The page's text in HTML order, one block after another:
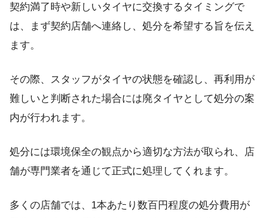
契約満了時や新しいタイヤに交換するタイミングで
は、まず契約店舗へ連絡し、処分を希望する旨を伝え
ます。
その際、スタッフがタイヤの状態を確認し、再利用が
難しいと判断された場合には廃タイヤとして処分の案
内が行われます。
処分には環境保全の観点から適切な方法が取られ、店
舗が専門業者を通じて正式に処理してくれます。
多くの店舗では、1本あたり数百円程度の処分費用が